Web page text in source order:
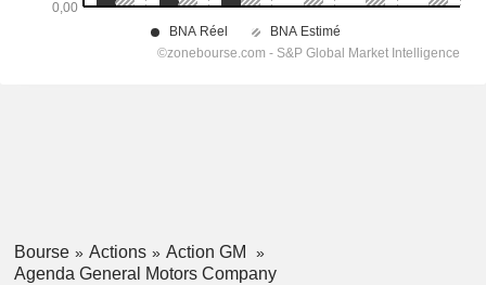
Bourse Actions
Action GM
Agenda General Motors Company